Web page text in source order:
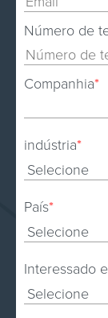
Número de
Companhia*
indústria*
País*
Interessado